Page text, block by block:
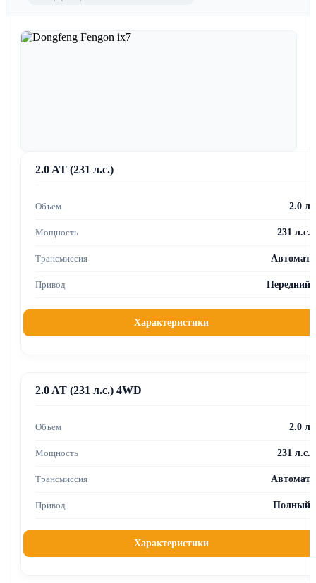
2.0 AT (231 л.с.)
2.0 л
231 л.с.
Автомат
Передний
Характеристики
2.0 AT (231 л.с.) 4WD
2.0 л
231 л.с.
Автомат
Полный
Характеристики